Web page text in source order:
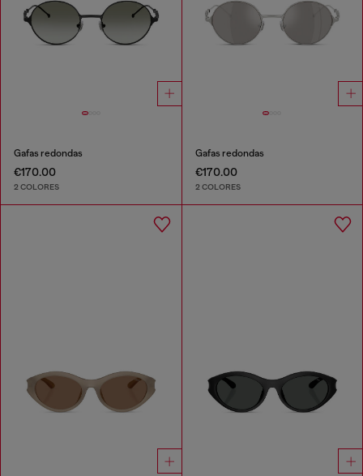
Gafas redondas
€170.00
2 COLORES
Gafas redondas
€170.00
2 COLORES